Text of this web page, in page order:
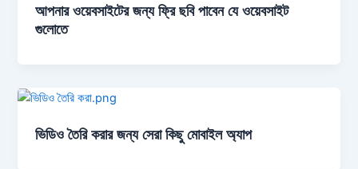
আপনার ওয়েবসাইটের জন্য ফ্রি ছবি পাবেন যে ওয়েবসাইট
গুলোতে
ভিডিও তৈরি করার জন্য সেরা কিছু মোবাইল অ্যাপ